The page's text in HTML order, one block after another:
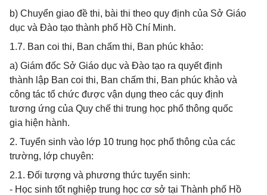
b) Chuyển giao đề thi, bài thi theo quy định của Sở Giáo
dục và Đào tạo thành phố Hồ Chí Minh.
1.7. Ban coi thi, Ban chấm thi, Ban phúc khảo:
a) Giám đốc Sở Giáo dục và Đào tạo ra quyết định
thành lập Ban coi thi, Ban chấm thi, Ban phúc khảo và
công tác tổ chức được vận dụng theo các quy định
tương ứng của Quy chế thi trung học phổ thông quốc
gia hiện hành.
2. Tuyển sinh vào lớp 10 trung học phổ thông của các
trường, lớp chuyên:
2.1. Đối tượng và phương thức tuyển sinh:
- Học sinh tốt nghiệp trung học cơ sở tại Thành phố Hồ